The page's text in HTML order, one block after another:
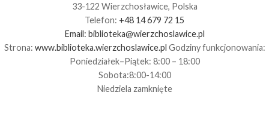
33-122 Wierzchosławice, Polska
Telefon: +48 14 679 72 15
Email: biblioteka@wierzchoslawice.pl
Strona: www.biblioteka.wierzchoslawice.pl Godziny funkcjonowania:
Poniedziałek–Piątek: 8:00 – 18:00
Sobota:8:00-14:00
Niedziela zamknięte